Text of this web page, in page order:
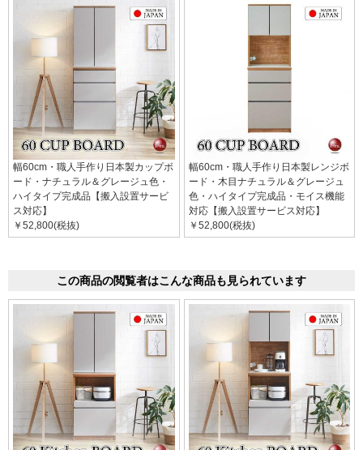
幅60cm・職人手作り日本製カップボ
ード・ナチュラル＆グレージュ色・
ハイタイプ完成品【搬入設置サービ
ス対応】
￥52,800(税抜)
幅60cm・職人手作り日本製レンジボ
ード・木目ナチュラル＆グレージュ
色・ハイタイプ完成品・モイス機能
対応【搬入設置サービス対応】
￥52,800(税抜)
この商品の閲覧者はこんな商品も見られています